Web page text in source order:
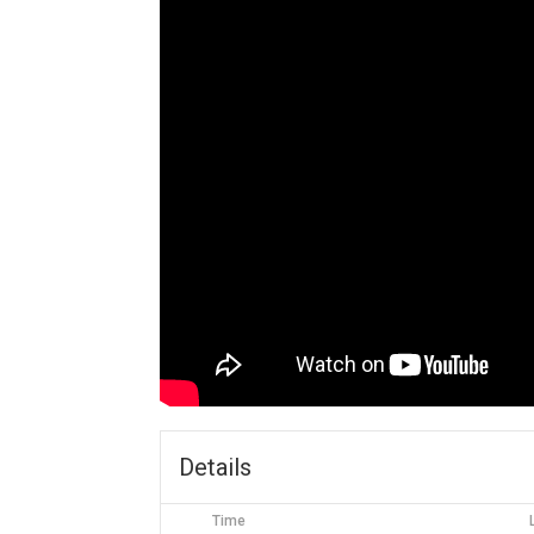
Details
Time